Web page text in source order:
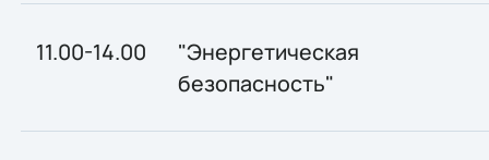
11.00-14.00
"Энергетическая
безопасность"